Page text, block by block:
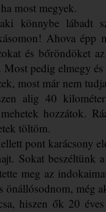
most megyek.
könnybe lábadt
Ahova épp
és bőröndöket
pedig elmegy
most már nem
alig 40
hozzátok.
töltöm.
pont karácsony
Sokat beszéltünk
meg az
önállósodnom, még
hiszen ők 20